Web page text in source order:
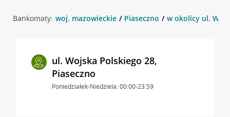
Bankomaty: woj. mazowieckie Piaseczno w okolicy ul.
ul. Wojska Polskiego 28,
Piaseczno
Poniedziałek-Niedziela: 00:00-23:59